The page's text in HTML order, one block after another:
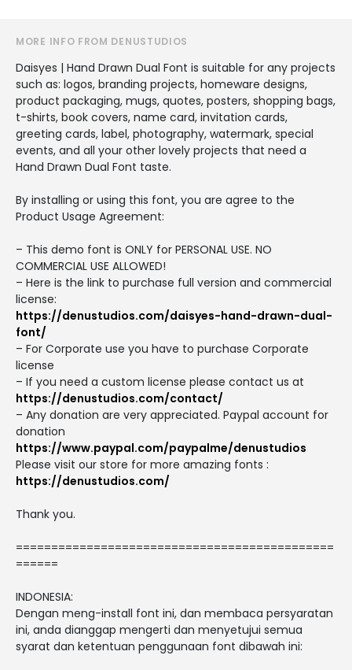
MORE INFO FROM DENUSTUDIOS
Daisyes | Hand Drawn Dual Font is suitable for any projects
such as: logos, branding projects, homeware designs,
product packaging, mugs, quotes, posters, shopping bags,
t-shirts, book covers, name card, invitation cards,
greeting cards, label, photography, watermark, special
events, and all your other lovely projects that need a
Hand Drawn Dual Font taste.
By installing or using this font, you are agree to the
Product Usage Agreement:
– This demo font is ONLY for PERSONAL USE. NO
COMMERCIAL USE ALLOWED!
– Here is the link to purchase full version and commercial
license:
https://denustudios.com/daisyes-hand-drawn-dual-
font/
– For Corporate use you have to purchase Corporate
license
– If you need a custom license please contact us at
https://denustudios.com/contact/
– Any donation are very appreciated. Paypal account for
donation
https://www.paypal.com/paypalme/denustudios
Please visit our store for more amazing fonts :
https://denustudios.com/
Thank you.
=============================================
======
INDONESIA:
Dengan meng-install font ini, dan membaca persyaratan
ini, anda dianggap mengerti dan menyetujui semua
syarat dan ketentuan penggunaan font dibawah ini: